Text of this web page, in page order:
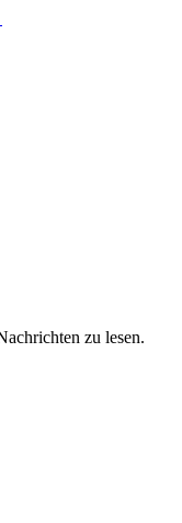
zu lesen.